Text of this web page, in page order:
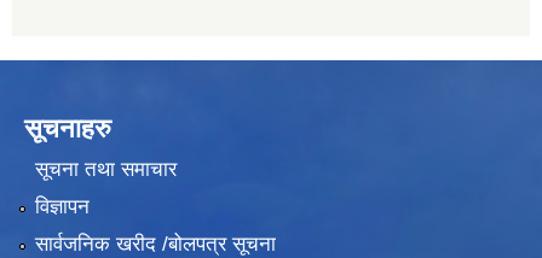
सूचनाहरु
सूचना तथा समाचार
विज्ञापन
सार्वजनिक खरीद /बोलपत्र सूचना